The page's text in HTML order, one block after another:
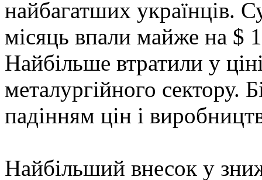
найбагатших українців.
місяць впали майже на $
Найбільше втратили у
металургійного сектору.
падінням цін і
Найбільший внесок у